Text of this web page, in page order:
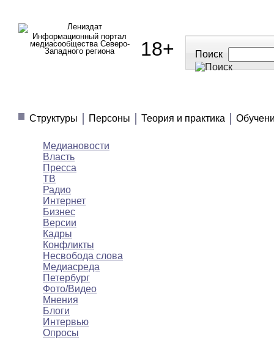
Информационный портал
медиасообщества Северо-
Западного региона
18+ Поиск
Структуры
Персоны Теория и практика
Медиановости
Власть
Пресса
ТВ
Радио
Интернет
Бизнес
Версии
Кадры
Конфликты
Несвобода слова
Медиасреда
Петербург
Фото/Видео
Мнения
Блоги
Интервью
Опросы